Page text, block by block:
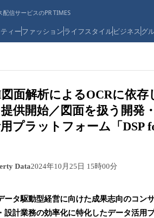
信サービスのPR TIMES
ィーファッションライフスタイルビジネス グ
面解析によるOCRに依
供開始／図面を扱う開発
プラットフォーム「DSP
Data2024年10月25日 15時00分
タ駆動型経営に向けた成果志向のコン
設計業務の効率化に特化したデータ活用